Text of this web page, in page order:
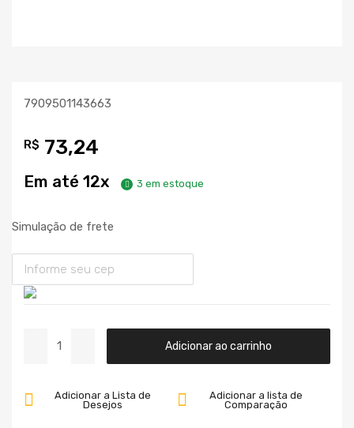
7909501143663
R$ 73,24
Em até 12x 3 em estoque
Simulação de frete
Adicionar ao carrinho
Adicionar a lista de
Comparação
Adicionar a Lista de
Desejos